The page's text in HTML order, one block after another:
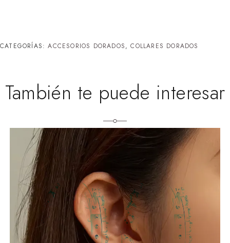
CATEGORÍAS:ACCESORIOS DORADOS,COLLARES DORADOS
También te puede interesar